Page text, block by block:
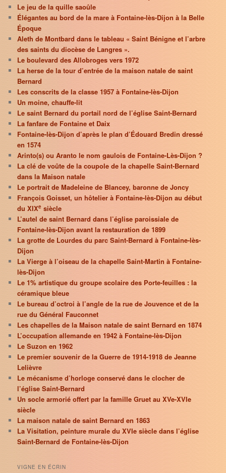
Le jeu de la quille saoûle
Élégantes au bord de la mare à Fontaine-lès-Dijon à la Belle
Époque
Aleth de Montbard dans le tableau « Saint Bénigne et l’arbre
des saints du diocèse de Langres ».
Le boulevard des Allobroges vers 1972
La herse de la tour d’entrée de la maison natale de saint
Bernard
Les conscrits de la classe 1957 à Fontaine-lès-Dijon
Un moine, chauffe-lit
Le saint Bernard du portail nord de l’église Saint-Bernard
La fanfare de Fontaine et Daix
Fontaine-lès-Dijon d’après le plan d’Édouard Bredin dressé
en 1574
Arinto(s) ou Aranto le nom gaulois de Fontaine-Lès-Dijon ?
La clé de voûte de la coupole de la chapelle Saint-Bernard
dans la Maison natale
Le portrait de Madeleine de Blancey, baronne de Joncy
François Goisset, un hôtelier à Fontaine-lès-Dijon au début
du XIXe siècle
L’autel de saint Bernard dans l’église paroissiale de
Fontaine-lès-Dijon avant la restauration de 1899
La grotte de Lourdes du parc Saint-Bernard à Fontaine-lès-
Dijon
La Vierge à l’oiseau de la chapelle Saint-Martin à Fontaine-
lès-Dijon
Le 1% artistique du groupe scolaire des Porte-feuilles : la
céramique bleue
Le bureau d’octroi à l’angle de la rue de Jouvence et de la
rue du Général Fauconnet
Les chapelles de la Maison natale de saint Bernard en 1874
L’occupation allemande en 1942 à Fontaine-lès-Dijon
Le Suzon en 1962
Le premier souvenir de la Guerre de 1914-1918 de Jeanne
Lelièvre
Le mécanisme d’horloge conservé dans le clocher de
l’église Saint-Bernard
Un socle armorié offert par la famille Gruet au XVe-XVIe
siècle
La maison natale de saint Bernard en 1863
La Visitation, peinture murale du XVIe siècle dans l’église
Saint-Bernard de Fontaine-lès-Dijon
VIGNE EN ÉCRIN